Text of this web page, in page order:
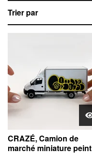
Trier par
CRAZÉ, Camion de
marché miniature peint